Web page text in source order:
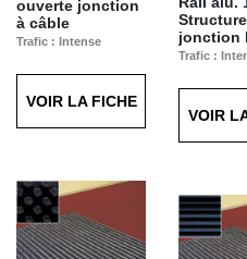
ouverte jonction
à câble
Trafic : Intense
T65
VOIR LA FICHE
jonction
Trafic :
Noir T21
VOIR